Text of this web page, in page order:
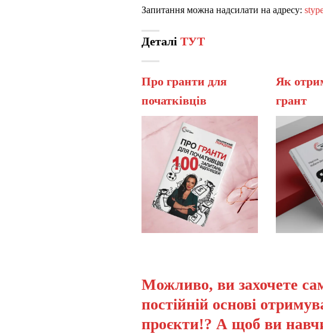
Запитання можна надсилати на адресу:
Деталі ТУТ
Про гранти для
початківців
Як
Можливо, ви захочете
постійній основі
проєкти!? А щоб ви